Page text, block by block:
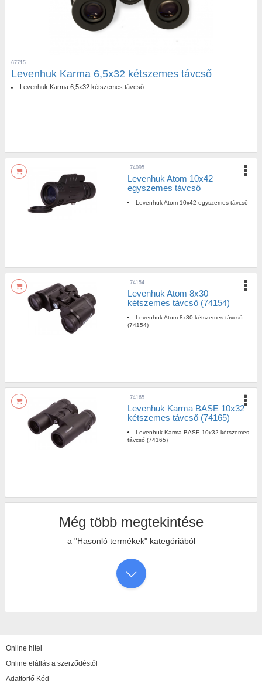
67715
Levenhuk Karma 6,5x32 kétszemes távcső
Levenhuk Karma 6,5x32 kétszemes távcső
74095
Levenhuk Atom 10x42
egyszemes távcső
Levenhuk Atom 10x42 egyszemes távcső
74154
Levenhuk Atom 8x30
kétszemes távcső (74154)
Levenhuk Atom 8x30 kétszemes távcső
(74154)
74165
Levenhuk Karma BASE 10x32
kétszemes távcső (74165)
Levenhuk Karma BASE 10x32 kétszemes
távcső (74165)
Még több megtekintése
a "Hasonló termékek" kategóriából
Online hitel
Online elállás a szerződéstől
Adattörlő Kód